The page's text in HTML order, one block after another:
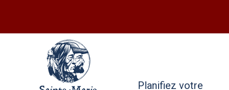
Planifiez votre